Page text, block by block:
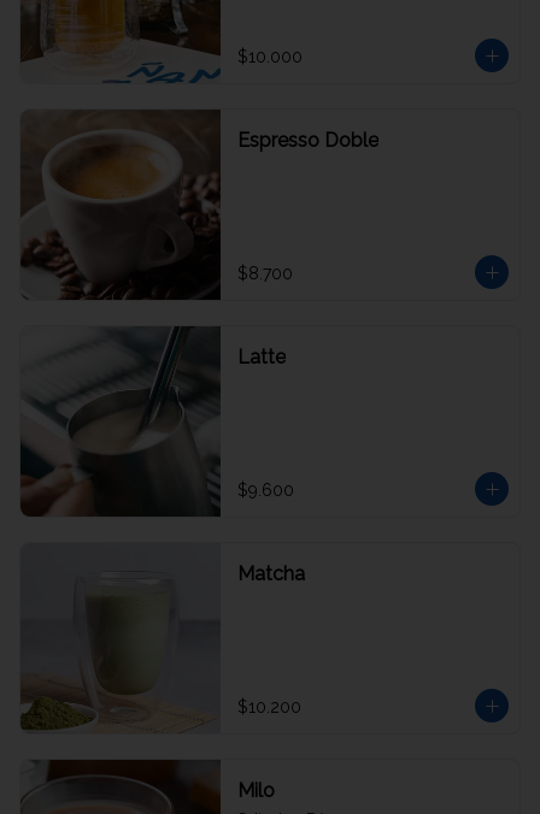
$10.000
Espresso Doble
$8.700
Latte
$9.600
Matcha
$10.200
Milo